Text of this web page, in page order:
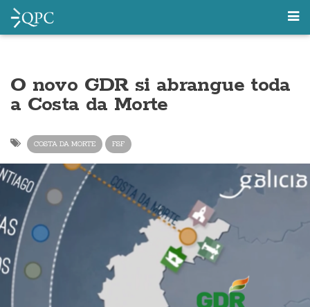
O novo GDR si abrangue toda
a Costa da Morte
COSTA DA MORTE FSF